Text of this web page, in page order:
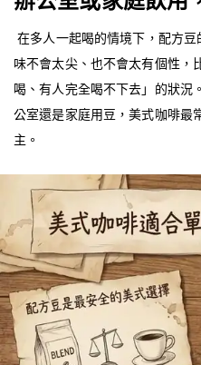
在多人一起喝的情境下，配方
味不會太尖、也不會太有個性，
喝、有人完全喝不下去」的狀況
公室還是家庭用豆，美式咖啡最
主。